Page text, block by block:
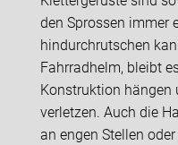
den Sprossen immer
hindurchrutschen
Fahrradhelm, bleibt
Konstruktion hängen
verletzen. Auch die
an engen Stellen